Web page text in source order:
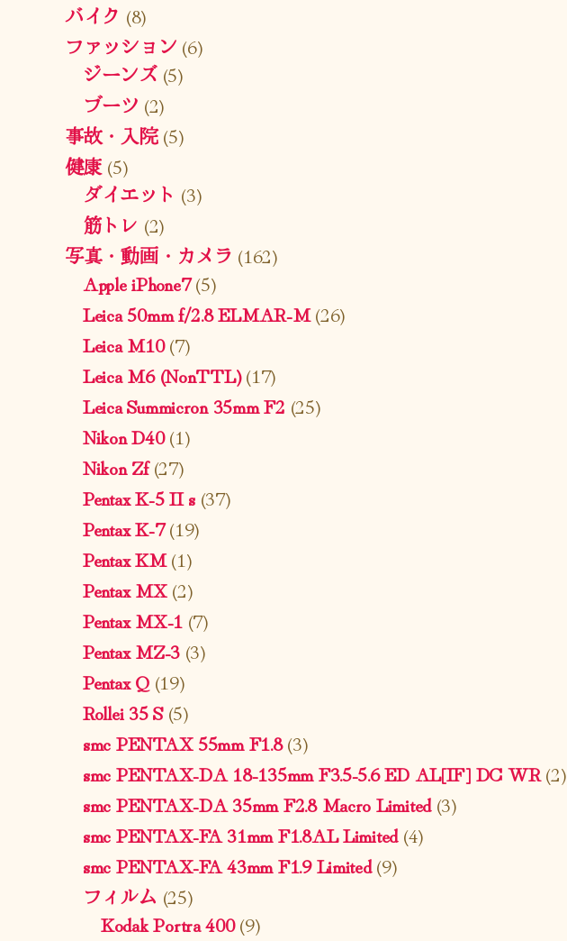
バイク (8)
ファッション (6)
ジーンズ(5)
ブーツ (2)
事故・入院(5)
健康 (5)
ダイエット (3)
筋トレ (2)
写真・動画・カメラ (162)
Apple iPhone7(5)
Leica 50mm f/2.8 ELMAR-M(26)
Leica M10(7)
Leica M6 (NonTTL)(17)
Leica Summicron 35mm F2 (25)
Nikon D40(1)
Nikon Zf(27)
Pentax K-5 II s(37)
Pentax K-7(19)
Pentax KM(1)
Pentax MX(2)
Pentax MX-1 (7)
Pentax MZ-3 (3)
Pentax Q(19)
Rollei 35 S(5)
smc PENTAX 55mm F1.8(3)
smc PENTAX-DA 18-135mm F3.5-5.6 ED AL[IF] DC WR(2)
smc PENTAX-DA 35mm F2.8 Macro Limited(3)
smc PENTAX-FA 31mm F1.8AL Limited(4)
smc PENTAX-FA 43mm F1.9 Limited(9)
フィルム (25)
Kodak Portra 400(9)